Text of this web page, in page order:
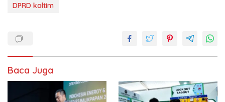
DPRD kaltim
Baca Juga